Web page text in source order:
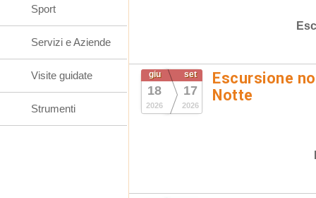
giu
18
2026
set
17
2026
Escursione
Notte
Sport
Servizi e Aziende
Visite guidate
Strumenti